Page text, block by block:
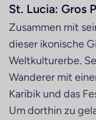
St. Lucia: Gros
Zusammen mit
dieser ikonische
Weltkulturerbe.
Wanderer mit
Karibik und das
Um dorthin zu